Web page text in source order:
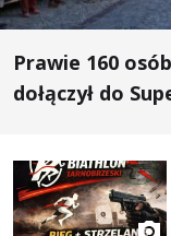
Prawie 160
dołączył do